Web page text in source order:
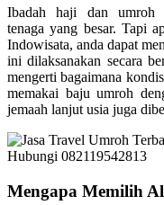
Ibadah haji dan umroh
tenaga yang besar. Tapi
Indowisata, anda dapat
ini dilaksanakan secara
mengerti bagaimana
memakai baju umroh
jemaah lanjut usia juga
Mengapa Memilih